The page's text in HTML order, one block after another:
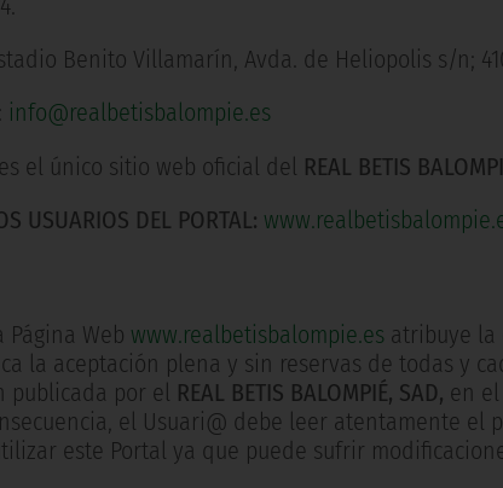
Benito Villamarín, Avda. de Heliopolis s/n;
info@realbetisbalompie.es
el único sitio web oficial del REAL BETIS
USUARIOS DEL PORTAL:
Web www.realbetisbalompie.es atribuye la
la aceptación plena y sin reservas de todas y
publicada por el REAL BETIS BALOMPIÉ, SAD, en
el Usuari@ debe leer atentamente el
este Portal ya que puede sufrir